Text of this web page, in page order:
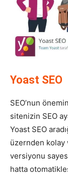
Yoast SEO
SEO’nun
sitenizin SEO
Yoast SEO
üzernden kolay
versiyonu
hatta